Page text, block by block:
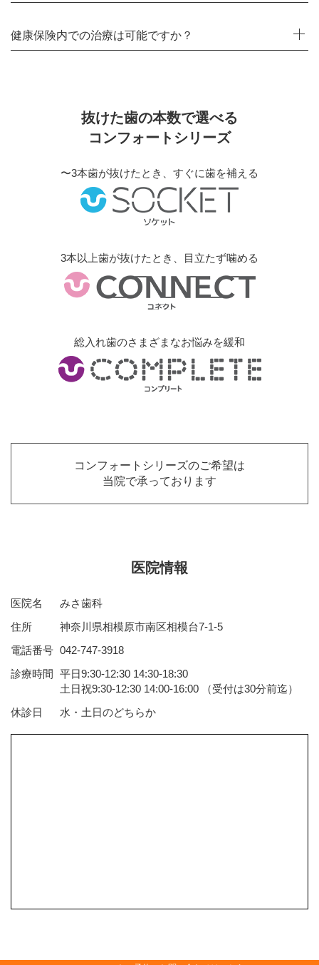
健康保険内での治療は可能ですか？
抜けた歯の本数で選べる
コンフォートシリーズ
〜3本歯が抜けたとき、すぐに歯を補える
3本以上歯が抜けたとき、目立たず噛める
総入れ歯のさまざまなお悩みを緩和
コンフォートシリーズのご希望は
当院で承っております
医院情報
医院名
みさ歯科
住所
神奈川県相模原市南区相模台7-1-5
電話番号 042-747-3918
診療時間 平日9:30-12:30 14:30-18:30
土日祝9:30-12:30 14:00-16:00 （受付は30分前迄）
休診日
水・土日のどちらか